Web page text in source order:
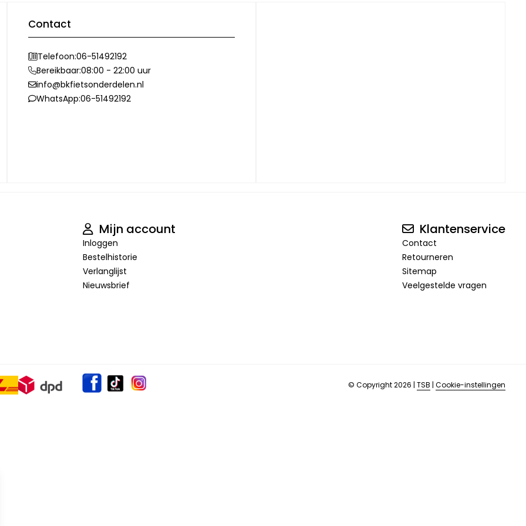
Contact
Telefoon:06-51492192
Bereikbaar:08:00 - 22:00 uur
info@bkfietsonderdelen.nl
WhatsApp:06-51492192
Mijn account
Inloggen
Bestelhistorie
Verlanglijst
Nieuwsbrief
Klantenservice
Contact
Retourneren
Sitemap
Veelgestelde vragen
© Copyright 2026 | TSB | Cookie-instellingen